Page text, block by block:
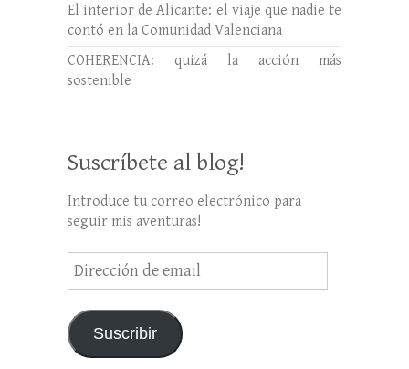
El interior de Alicante: el viaje que nadie te
contó en la Comunidad Valenciana
COHERENCIA: quizá la acción más
sostenible
Suscríbete al blog!
Introduce tu correo electrónico para
seguir mis aventuras!
Dirección
de
Suscribir